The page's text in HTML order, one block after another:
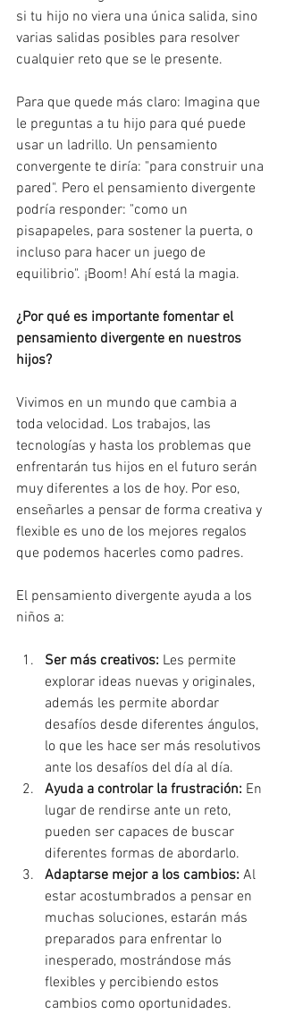
si tu hijo no viera una única salida, sino
varias salidas posibles para resolver
cualquier reto que se le presente.
Para que quede más claro: Imagina que
le preguntas a tu hijo para qué puede
usar un ladrillo. Un pensamiento
convergente te diría: "para construir una
pared". Pero el pensamiento divergente
podría responder: "como un
pisapapeles, para sostener la puerta, o
incluso para hacer un juego de
equilibrio". ¡Boom! Ahí está la magia.
¿Por qué es importante fomentar el
pensamiento divergente en nuestros
hijos?
Vivimos en un mundo que cambia a
toda velocidad. Los trabajos, las
tecnologías y hasta los problemas que
enfrentarán tus hijos en el futuro serán
muy diferentes a los de hoy. Por eso,
enseñarles a pensar de forma creativa y
flexible es uno de los mejores regalos
que podemos hacerles como padres.
El pensamiento divergente ayuda a los
niños a:
Ser más creativos: Les permite
explorar ideas nuevas y originales,
además les permite abordar
desafíos desde diferentes ángulos,
lo que les hace ser más resolutivos
ante los desafíos del día al día.
Ayuda a controlar la frustración: En
lugar de rendirse ante un reto,
pueden ser capaces de buscar
diferentes formas de abordarlo.
Adaptarse mejor a los cambios: Al
estar acostumbrados a pensar en
muchas soluciones, estarán más
preparados para enfrentar lo
inesperado, mostrándose más
flexibles y percibiendo estos
cambios como oportunidades.